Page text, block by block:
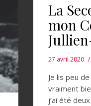
La
mon
27 avril 2020
Je lis peu
vraiment
j’ai été